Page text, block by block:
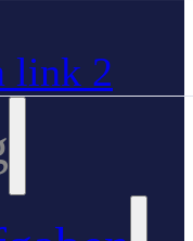
link 2